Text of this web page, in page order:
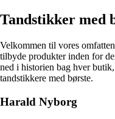
Tandstikker med
Velkommen til vores
tilbyde produkter inden for
ned i historien bag hver
tandstikkere med børste.
Harald Nyborg